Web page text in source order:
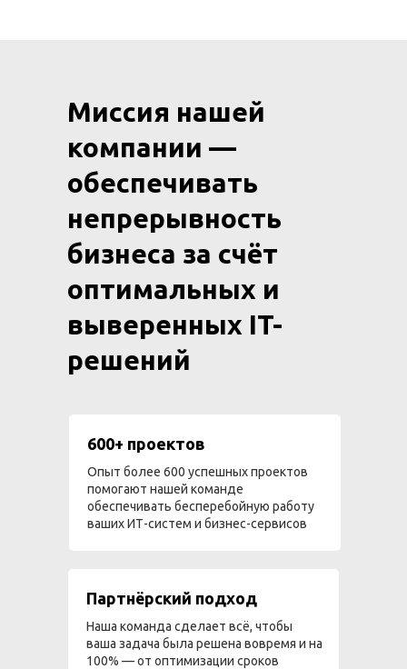
Миссия нашей
компании —
обеспечивать
непрерывность
бизнеса за счёт
оптимальных и
выверенных IT-
решений
600+ проектов
Опыт более 600 успешных проектов
помогают нашей команде
обеспечивать бесперебойную работу
ваших ИТ-систем и бизнес-сервисов
Партнёрский подход
Наша команда сделает всё, чтобы
ваша задача была решена вовремя и на
100% — от оптимизации сроков